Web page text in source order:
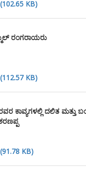
KB)
ರಂಗರಾಯರು
KB)
ಕಾವ್ಯಗಳಲ್ಲಿ ದಲಿತ ಮತ್ತು
KB)